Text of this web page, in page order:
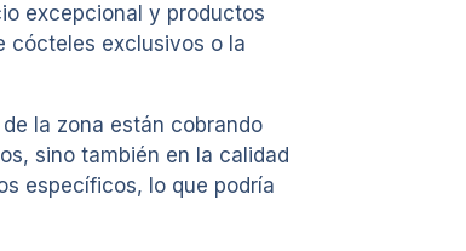
excepcional y productos
cócteles exclusivos o la
la zona están cobrando
sino también en la calidad
específicos, lo que podría